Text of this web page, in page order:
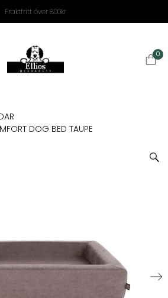
Fraktfritt över 800kr
0
DOG BED TAUPE